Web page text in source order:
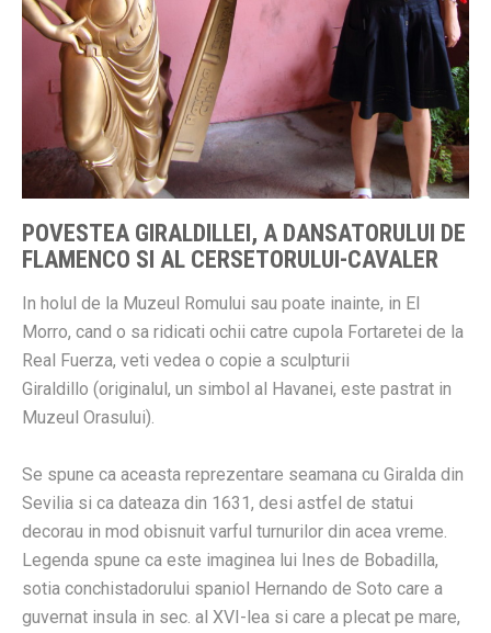
POVESTEA GIRALDILLEI, A DANSATORULUI DE
FLAMENCO SI AL CERSETORULUI-CAVALER
In holul de la Muzeul Romului sau poate inainte, in El
Morro, cand o sa ridicati ochii catre cupola Fortaretei de la
Real Fuerza, veti vedea o copie a sculpturii
Giraldillo (originalul, un simbol al Havanei, este pastrat in
Muzeul Orasului).
Se spune ca aceasta reprezentare seamana cu Giralda din
Sevilia si ca dateaza din 1631, desi astfel de statui
decorau in mod obisnuit varful turnurilor din acea vreme.
Legenda spune ca este imaginea lui Ines de Bobadilla,
sotia conchistadorului spaniol Hernando de Soto care a
guvernat insula in sec. al XVI-lea si care a plecat pe mare,